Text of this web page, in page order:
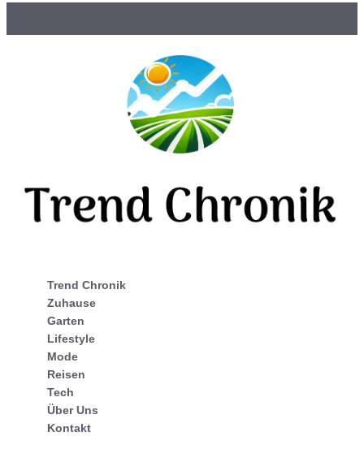
Trend Chronik
Zuhause
Garten
Lifestyle
Mode
Reisen
Tech
Über Uns
Kontakt